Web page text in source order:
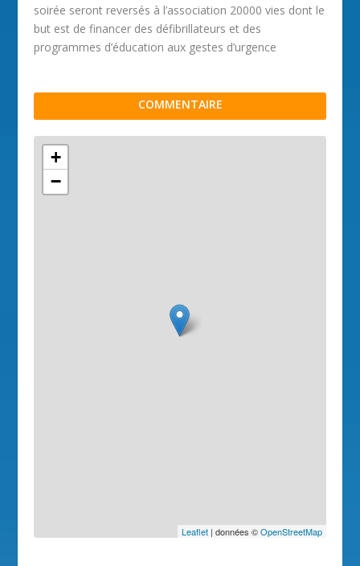
soirée seront reversés à l’association 20000 vies dont le
but est de financer des défibrillateurs et des
programmes d’éducation aux gestes d’urgence
COMMENTAIRE
+
−
Leaflet| données ©OpenStreetMap